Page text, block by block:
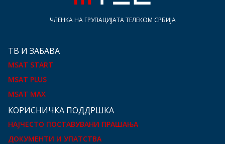
ЧЛЕНКА НА ГРУПАЦИЈАТА ТЕЛЕКОМ СРБИЈА
ТВ И ЗАБАВА
MSAT START
MSAT PLUS
MSAT MAX
КOРИСНИЧКА ПОДДРШКА
НАЈЧЕСТО ПОСТАВУВАНИ ПРАШАЊА
ДОКУМЕНТИ И УПАТСТВА